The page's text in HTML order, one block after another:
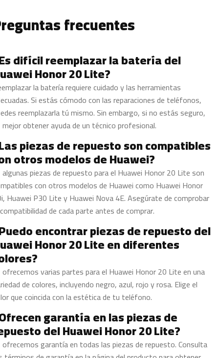
frecuentes
difícil reemplazar la batería del
Honor 20 Lite?
la batería requiere cuidado y las herramientas
Si estás cómodo con las reparaciones de teléfonos,
reemplazarla tú mismo. Sin embargo, si no estás seguro,
obtener ayuda de un técnico profesional.
piezas de repuesto son compatibles
otros modelos de Huawei?
algunas piezas de repuesto para el Huawei Honor 20 Lite son
con otros modelos de Huawei como Huawei Honor
Huawei P30 Lite y Huawei Nova 4E. Asegúrate de comprobar
de cada parte antes de comprar.
encontrar piezas de repuesto del
Honor 20 Lite en diferentes
ofrecemos varias partes para el Huawei Honor 20 Lite en una
de colores, incluyendo negro, azul, rojo y rosa. Elige el
que coincida con la estética de tu teléfono.
garantía en las piezas de
del Huawei Honor 20 Lite?
ofrecemos garantía en todas las piezas de repuesto. Consulta